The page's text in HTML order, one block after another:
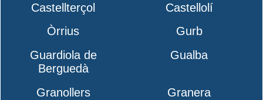
Castellterçol
Castellolí
Òrrius
Gurb
Guardiola de
Berguedà
Gualba
Granollers
Granera